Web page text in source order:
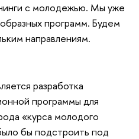
с молодежью. Мы уже
программ. Будем
направлениям.
разработка
программы для
«курса молодого
бы подстроить под